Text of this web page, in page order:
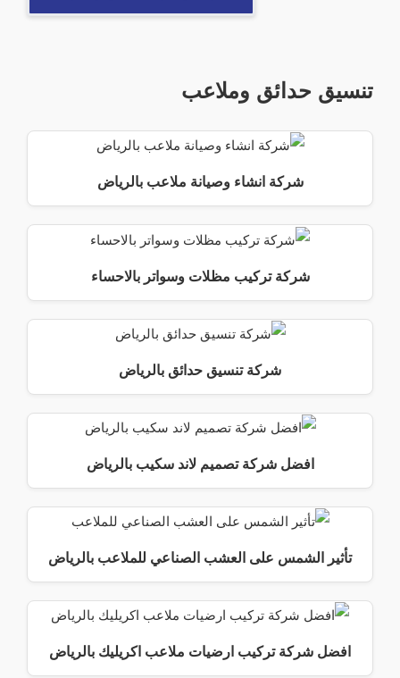
تنسيق حدائق وملاعب
شركة انشاء وصيانة ملاعب بالرياض
شركة تركيب مظلات وسواتر بالاحساء
شركة تنسيق حدائق بالرياض
افضل شركة تصميم لاند سكيب بالرياض
تأثير الشمس على العشب الصناعي للملاعب بالرياض
افضل شركة تركيب ارضيات ملاعب اكريليك بالرياض